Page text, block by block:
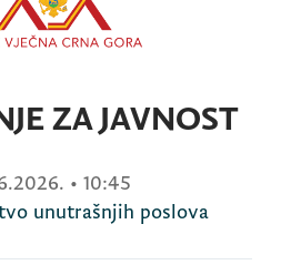
ZA JAVNOST
• 10:45
unutrašnjih poslova